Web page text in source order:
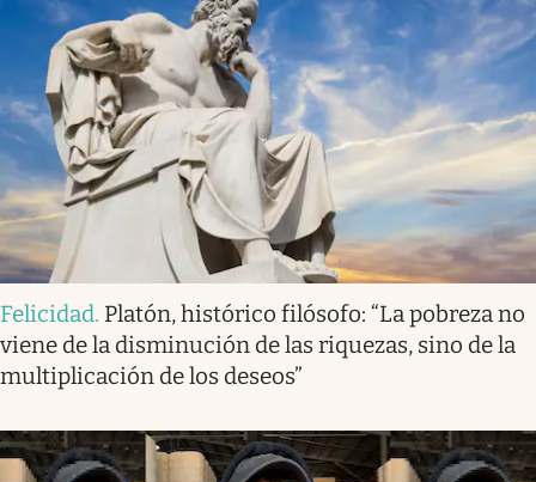
Felicidad. Platón, histórico filósofo: “La pobreza no
viene de la disminución de las riquezas, sino de la
multiplicación de los deseos”